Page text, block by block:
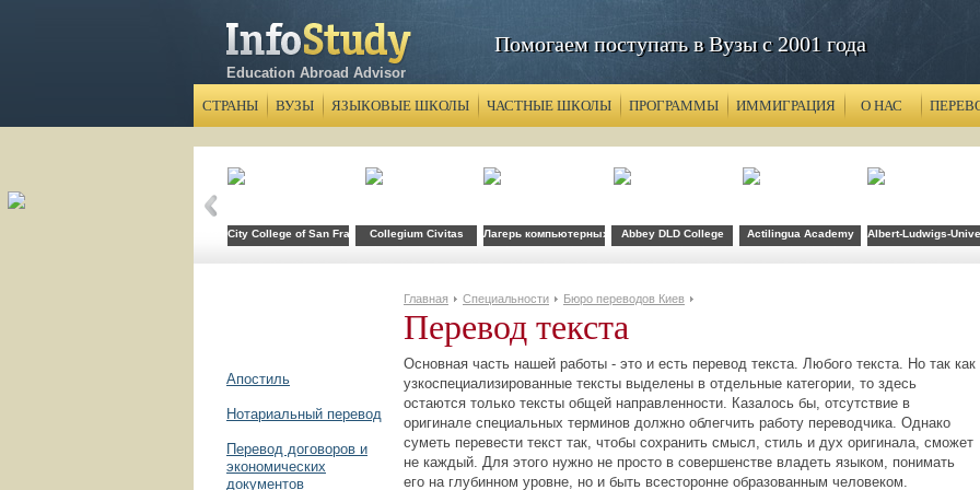
Education Abroad Advisor
Помогаем поступать в Вузы с 2001 года
СТРАНЫ ВУЗЫ ЯЗЫКОВЫЕ ШКОЛЫ ЧАСТНЫЕ ШКОЛЫ ПРОГРАММЫ ИММИГРАЦИЯ О НАС
City College of San FranciscoCollegium Civitas Лагерь компьютерных технологий FLS при CSU Fullerton
Abbey DLD College Actilingua Academy Albert-Ludwigs-
Апостиль
Нотариальный перевод
Перевод договоров и
экономических
документов
Главная Специальности Бюро переводов Киев
Перевод текста
Основная часть нашей работы - это и есть перевод текста. Любого текста. Но так как
узкоспециализированные тексты выделены в отдельные категории, то здесь
остаются только тексты общей направленности. Казалось бы, отсутствие в
оригинале специальных терминов должно облегчить работу переводчика. Однако
суметь перевести текст так, чтобы сохранить смысл, стиль и дух оригинала, сможет
не каждый. Для этого нужно не просто в совершенстве владеть языком, понимать
его на глубинном уровне, но и быть всесторонне образованным человеком.